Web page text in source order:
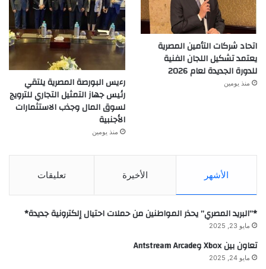
اتحاد شركات التأمين المصرية
يعتمد تشكيل اللجان الفنية
للدورة الجديدة لعام 2026
منذ يومين
رءيس البورصة المصرية يلتقي
رئيس جهاز التمثيل التجاري للترويج
لسوق المال وجذب الاستثمارات
الأجنبية
منذ يومين
الأشهر الأخيرة تعليقات
*”البريد المصري” يحذر المواطنين من حملات احتيال إلكترونية جديدة*
مايو 23, 2025
تعاون بين Xbox وAntstream Arcade
مايو 24, 2025